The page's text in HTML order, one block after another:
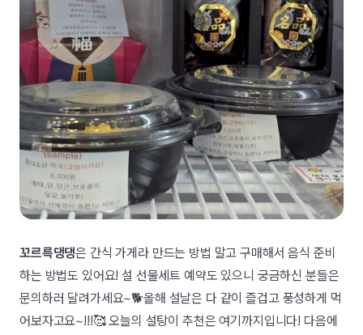
꼬르륵댕댕은 간식 가게라 만드는 방법 말고 구매해서 음식 준비
하는 방법도 있어요! 설 선물세트 예약도 있으니 궁금하신 분들은
문의하러 달려가세요~🐕올해 설날은 다 같이 즐겁고 풍성하게 먹
어보자고요~!!!🥰 오늘의 설탕이 추천은 여기까지입니다! 다음에